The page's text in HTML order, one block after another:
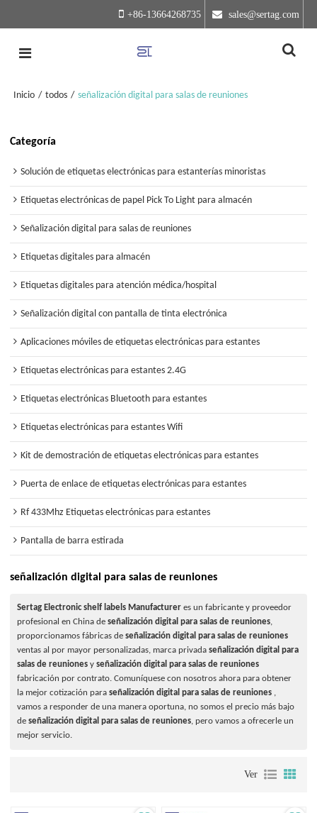
+86-13664268735 sales@sertag.com
Inicio / todos / señalización digital para salas de reuniones
Categoría
Solución de etiquetas electrónicas para estanterías minoristas
Etiquetas electrónicas de papel Pick To Light para almacén
Señalización digital para salas de reuniones
Etiquetas digitales para almacén
Etiquetas digitales para atención médica/hospital
Señalización digital con pantalla de tinta electrónica
Aplicaciones móviles de etiquetas electrónicas para estantes
Etiquetas electrónicas para estantes 2.4G
Etiquetas electrónicas Bluetooth para estantes
Etiquetas electrónicas para estantes Wifi
Kit de demostración de etiquetas electrónicas para estantes
Puerta de enlace de etiquetas electrónicas para estantes
Rf 433Mhz Etiquetas electrónicas para estantes
Pantalla de barra estirada
señalización digital para salas de reuniones
Sertag Electronic shelf labels Manufacturer es un fabricante y proveedor
profesional en China deseñalización digital para salas de reuniones,
proporcionamos fábricas deseñalización digital para salas de reuniones
ventas al por mayor personalizadas, marca privadaseñalización digital para
salas de reuniones yseñalización digital para salas de reuniones
fabricación por contrato. Comuníquese con nosotros ahora para obtener
la mejor cotización paraseñalización digital para salas de reuniones ,
vamos a responder de una manera oportuna, no somos el precio más bajo
deseñalización digital para salas de reuniones, pero vamos a ofrecerle un
mejor servicio.
Ver